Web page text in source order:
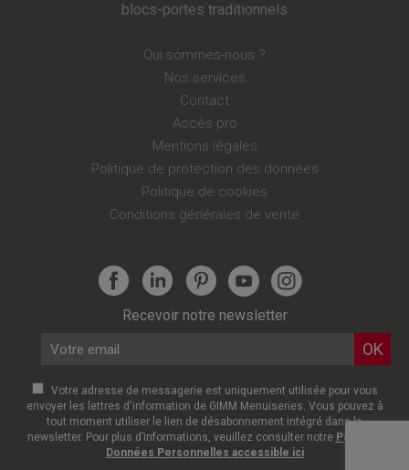
blocs-portes traditionnels
Qui sommes-nous ?
Nos services
Contact
Accès pro
Mentions légales
Politique de protection des données
Politique de cookies
Conditions générales de vente
Recevoir notre newsletter
Votre adresse de messagerie est uniquement utilisée pour vous
envoyer les lettres d'information de GIMM Menuiseries. Vous pouvez à
tout moment utiliser le lien de désabonnement intégré dans la
newsletter. Pour plus d’informations, veuillez consulter notre Politique
Données Personnelles accessible ici